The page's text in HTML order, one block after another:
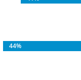
44%